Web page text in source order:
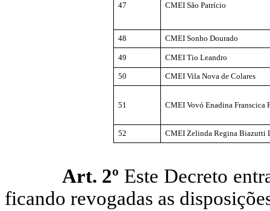
47 CMEI São Patrício
48 CMEI Sonho Dourado
49 CMEI Tio Leandro
50 CMEI Vila Nova de Colares
51 CMEI VovóEnadina Franscica
52 CMEI Zelinda ReginaBiazutti
Art. 2º Este Decreto
ficando revogadas as